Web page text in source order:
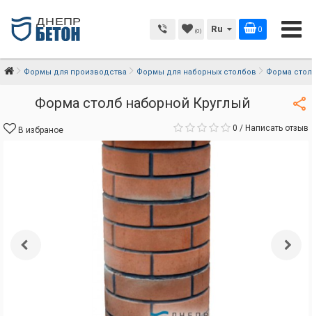
(0) Ru 0
Формы для производства Формы для наборных столбов Форма
Форма столб наборной Круглый
В избраное 0 / Написать отзыв